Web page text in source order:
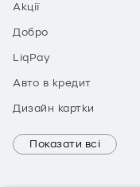
Акції
Добро
LiqPay
Авто в кредит
Дизайн картки
Показати всі